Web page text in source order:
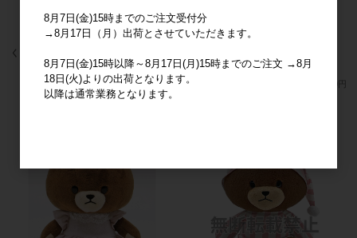
くまのがっこう ソックス 花柄 IV
メーカー希望小売価格
380円
ピンクワン
1,680円
8月7日(金)15時までのご注文受付分
→8月17日（月）出荷とさせていただきます。
8月7日(金)15時以降～8月17日(月)15時までのご注文 →8月
18日(火)よりの出荷となります。
以降は通常業務となります。